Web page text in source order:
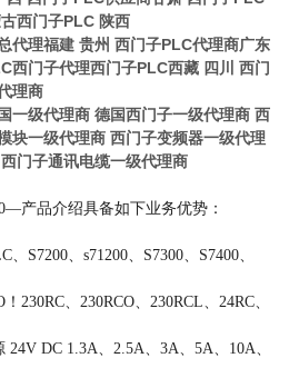
西门子PLC 陕西
代理福建 贵州 西门子PLC代理商广东
西门子代理西门子PLC西藏 四川 西门
理商
一级代理商 德国西门子一级代理商 西
块一级代理商 西门子变频器一级代理
门子通讯电缆一级代理商
产品介绍具备如下业务优势：
、s71200、S7300、S7400、
、230RCO、230RCL、24RC、
DC 1.3A、2.5A、3A、5A、10A、